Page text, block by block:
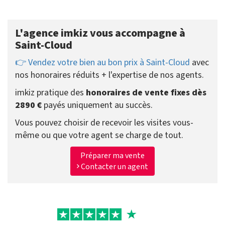
L'agence imkiz vous accompagne à
Saint-Cloud
👉 Vendez votre bien au bon prix à Saint-Cloud avec
nos honoraires réduits + l'expertise de nos agents.
imkiz pratique des honoraires de vente fixes dès
2890 € payés uniquement au succès.
Vous pouvez choisir de recevoir les visites vous-
même ou que votre agent se charge de tout.
Préparer ma vente
Contacter un agent